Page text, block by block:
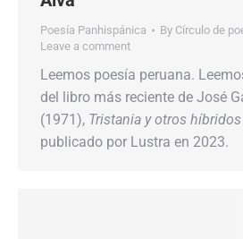
Poesía Panhispánica By Círculo de
Leave a comment
Leemos poesía peruana.
del libro más reciente de José
(1971), Tristania y otros
publicado por Lustra en 2023.